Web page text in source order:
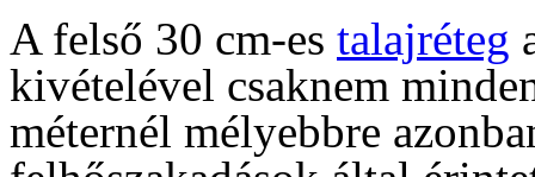
A felső 30 cm-es talajréteg
kivételével csaknem
méternél mélyebbre